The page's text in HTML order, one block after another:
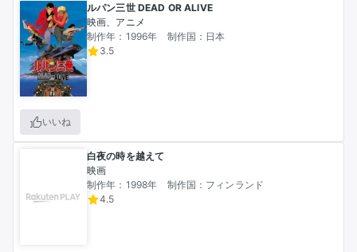
ルパン三世 DEAD OR ALIVE
映画、アニメ
制作年：1996年
制作国：日本
3.5
いいね
白夜の時を越えて
映画
制作年：1998年
制作国：フィンランド
4.5